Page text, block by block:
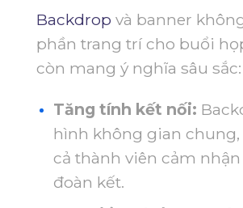
Backdrop và banner
phần trang trí cho buổi
còn mang ý nghĩa sâu sắc:
Tăng tính kết nối:
hình không gian
cả thành viên cảm
đoàn kết.